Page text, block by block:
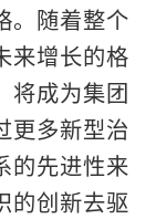
。随着整个
来增长的格
成为集团
更多新型治
的先进性来
的创新去驱